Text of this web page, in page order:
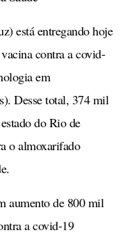
está entregando hoje
contra a covid-
em
Desse total, 374 mil
do Rio de
o almoxarifado
aumento de 800 mil
a covid-19